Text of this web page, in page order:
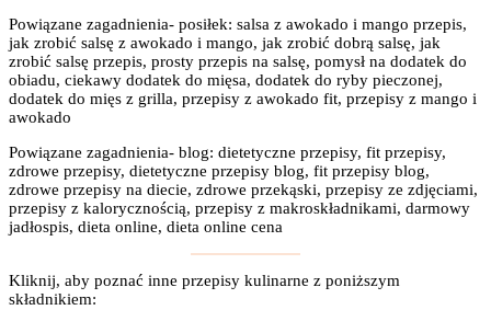
Powiązane zagadnienia- posiłek: salsa z awokado i mango przepis,
jak zrobić salsę z awokado i mango, jak zrobić dobrą salsę, jak
zrobić salsę przepis, prosty przepis na salsę, pomysł na dodatek do
obiadu, ciekawy dodatek do mięsa, dodatek do ryby pieczonej,
dodatek do mięs z grilla, przepisy z awokado fit, przepisy z mango i
awokado
Powiązane zagadnienia- blog: dietetyczne przepisy, fit przepisy,
zdrowe przepisy, dietetyczne przepisy blog, fit przepisy blog,
zdrowe przepisy na diecie, zdrowe przekąski, przepisy ze zdjęciami,
przepisy z kalorycznością, przepisy z makroskładnikami, darmowy
jadłospis, dieta online, dieta online cena
Kliknij, aby poznać inne przepisy kulinarne z poniższym
składnikiem: